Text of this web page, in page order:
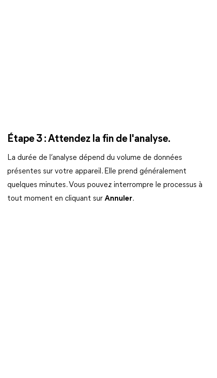
Étape 3 : Attendez la fin de l'analyse.
La durée de l’analyse dépend du volume de données
présentes sur votre appareil. Elle prend généralement
quelques minutes. Vous pouvez interrompre le processus à
tout moment en cliquant sur Annuler.